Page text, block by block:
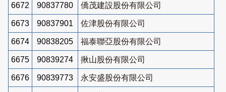
6672 90837780 僑茂建設股份有限公司
6673 90837901 佐津股份有限公司
6674 90838205 福泰聯亞股份有限公司
6675 90839274 揪山股份有限公司
6676 90839773 永安盛股份有限公司